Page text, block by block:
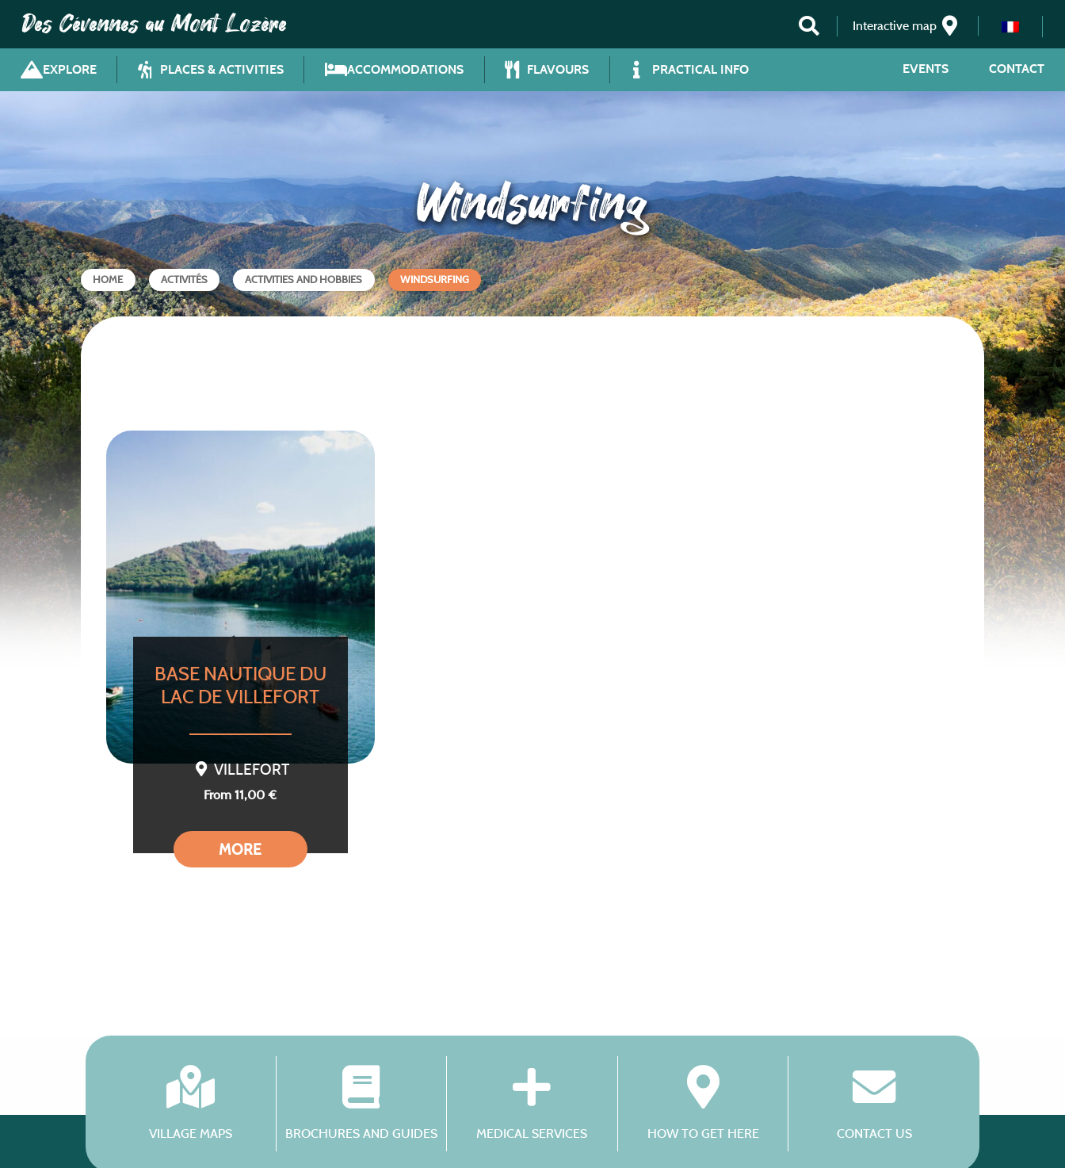
Des Cévennes au Mont Lozère Interactive map
EXPLORE PLACES & ACTIVITIES ACCOMMODATIONS FLAVOURS PRACTICAL INFO CONTACT
EVENTS
Windsurfing
HOME ACTIVITÉS ACTIVITIES AND HOBBIES WINDSURFING
BASE NAUTIQUE DU
LAC DE VILLEFORT
VILLEFORT
From 11,00 €
MORE
VILLAGE MAPS BROCHURES AND GUIDES MEDICAL SERVICES HOW TO GET HERE CONTACT US